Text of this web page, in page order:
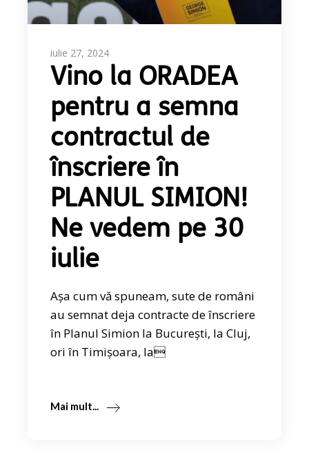
iulie 27, 2024
Vino la ORADEA
pentru a semna
contractul de
înscriere în
PLANUL SIMION!
Ne vedem pe 30
iulie
Așa cum vă spuneam, sute de români
au semnat deja contracte de înscriere
în Planul Simion la București, la Cluj,
ori în Timișoara, Ia
Mai mult...